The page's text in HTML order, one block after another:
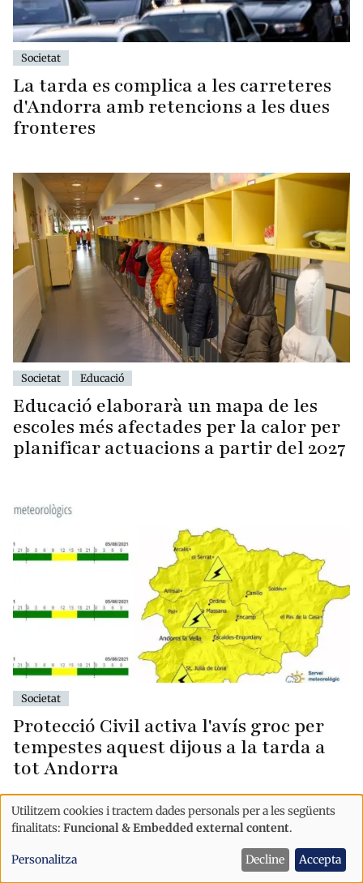
Societat
La tarda es complica a les carreteres
d'Andorra amb retencions a les dues
fronteres
Societat Educació
Educació elaborarà un mapa de les
escoles més afectades per la calor per
planificar actuacions a partir del 2027
Societat
Protecció Civil activa l'avís groc per
tempestes aquest dijous a la tarda a
tot Andorra
Ús
de
dades
Utilitzem cookies i tractem dades personals per a les següents
finalitats: Funcional & Embedded external content.
Personalitza Decline Accepta